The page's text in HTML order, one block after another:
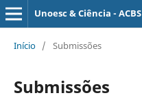
Unoesc & Ciência - ACBS
Início / Submissões
Submissões